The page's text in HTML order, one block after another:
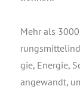
Mehr als
gie, Ener­gie,
ange­wandt,